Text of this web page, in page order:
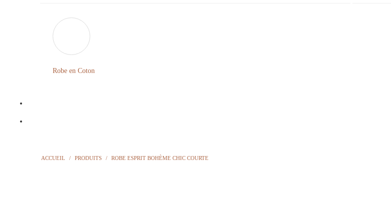
Robe en Coton
ACCUEIL / PRODUITS / ROBE ESPRIT BOHÈME CHIC COURTE